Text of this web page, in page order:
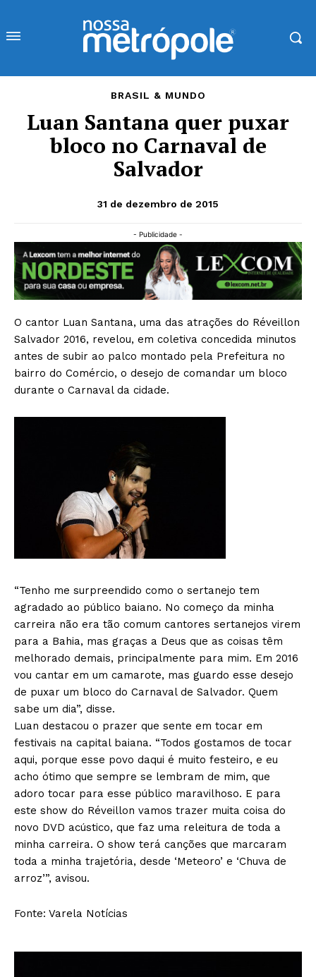
BRASIL & MUNDO
Luan Santana quer puxar
bloco no Carnaval de
Salvador
31 de dezembro de 2015
- Publicidade -
O cantor Luan Santana, uma das atrações do Réveillon
Salvador 2016, revelou, em coletiva concedida minutos
antes de subir ao palco montado pela Prefeitura no
bairro do Comércio, o desejo de comandar um bloco
durante o Carnaval da cidade.
“Tenho me surpreendido como o sertanejo tem
agradado ao público baiano. No começo da minha
carreira não era tão comum cantores sertanejos virem
para a Bahia, mas graças a Deus que as coisas têm
melhorado demais, principalmente para mim. Em 2016
vou cantar em um camarote, mas guardo esse desejo
de puxar um bloco do Carnaval de Salvador. Quem
sabe um dia”, disse.
Luan destacou o prazer que sente em tocar em
festivais na capital baiana. “Todos gostamos de tocar
aqui, porque esse povo daqui é muito festeiro, e eu
acho ótimo que sempre se lembram de mim, que
adoro tocar para esse público maravilhoso. E para
este show do Réveillon vamos trazer muita coisa do
novo DVD acústico, que faz uma releitura de toda a
minha carreira. O show terá canções que marcaram
toda a minha trajetória, desde ‘Meteoro’ e ‘Chuva de
arroz’”, avisou.
Fonte: Varela Notícias